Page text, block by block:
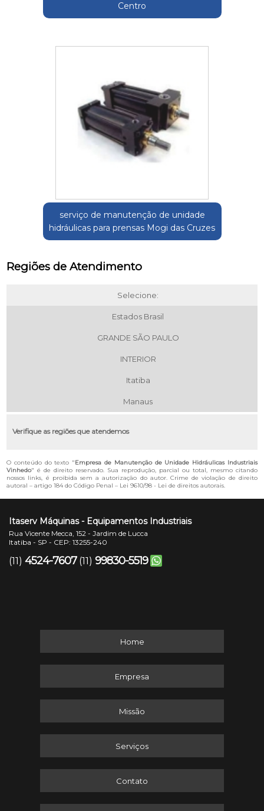
Centro
serviço de manutenção de unidade
hidráulicas para prensas Mogi das Cruzes
Regiões de Atendimento
Selecione:
Estados Brasil
GRANDE SÃO PAULO
INTERIOR
Itatiba
Manaus
Verifique as regiões que atendemos
O conteúdo do texto "Empresa de Manutenção de Unidade Hidráulicas Industriais
Vinhedo" é de direito reservado. Sua reprodução, parcial ou total, mesmo citando
nossos links, é proibida sem a autorização do autor. Crime de violação de direito
autoral – artigo 184 do Código Penal – Lei 9610/98 - Lei de direitos autorais.
Itaserv Máquinas - Equipamentos Industriais
Rua Vicente Mecca, 152 - Jardim de Lucca
Itatiba - SP - CEP: 13255-240
(11) 4524-7607 (11) 99830-5519
Home
Empresa
Missão
Serviços
Contato